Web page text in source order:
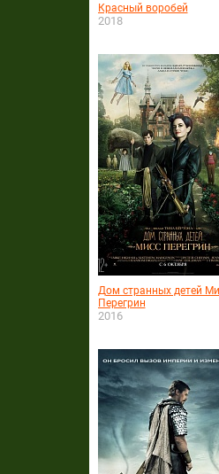
Красный воробей
2018
Дом странных детей
Перегрин
2016